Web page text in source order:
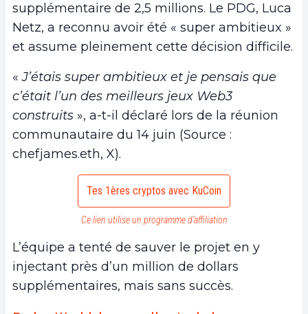
supplémentaire de 2,5 millions. Le PDG, Luca
Netz, a reconnu avoir été « super ambitieux »
et assume pleinement cette décision difficile.
«J’étais super ambitieux et je pensais que
c’était l’un des meilleurs jeux Web3
construits », a-t-il déclaré lors de la réunion
communautaire du 14 juin (Source :
chefjames.eth, X).
Tes 1ères cryptos avec KuCoin
Ce lien utilise un programme d’affiliation
L’équipe a tenté de sauver le projet en y
injectant près d’un million de dollars
supplémentaires, mais sans succès.